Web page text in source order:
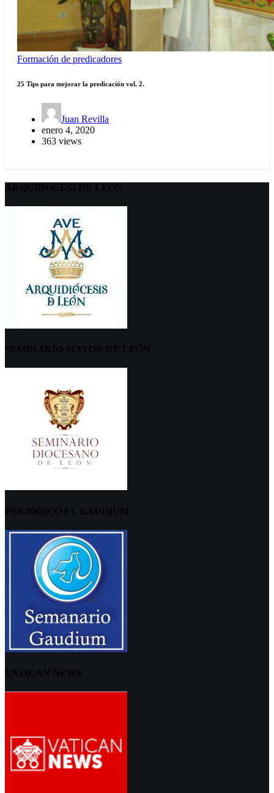
Formación de predicadores
25 Tips para mejorar la predicación vol. 2.
Juan Revilla
enero 4, 2020
363 views
ARQUIDÖCESI DE LEÓN
SEMINARIO MAYOR DE LEÓN
PERIÓDICO EL GAUDIUM
VATICAN NEWS